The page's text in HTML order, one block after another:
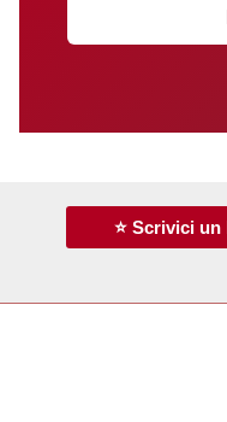
⭐ Scrivici